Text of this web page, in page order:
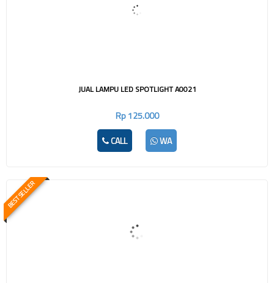
JUAL LAMPU LED SPOTLIGHT A0021
Rp 125.000
CALL
WA
BEST SELLER